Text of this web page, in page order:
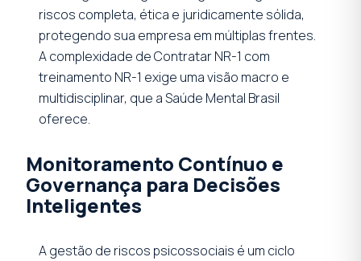
riscos completa, ética e juridicamente sólida,
protegendo sua empresa em múltiplas frentes.
A complexidade de Contratar NR-1 com
treinamento NR-1 exige uma visão macro e
multidisciplinar, que a Saúde Mental Brasil
oferece.
Monitoramento Contínuo e
Governança para Decisões
Inteligentes
A gestão de riscos psicossociais é um ciclo